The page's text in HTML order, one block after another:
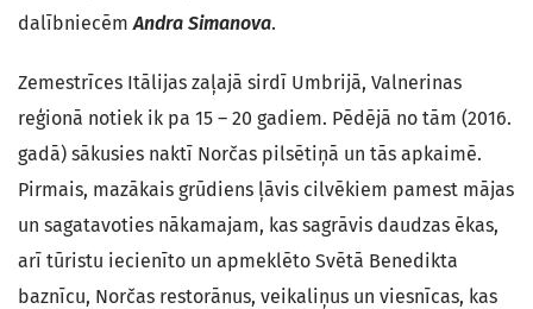
dalībniecēmAndra Simanova.
Zemestrīces Itālijas zaļajā sirdī Umbrijā, Valnerinas
reģionā notiek ik pa 15 – 20 gadiem. Pēdējā no tām (2016.
gadā) sākusies naktī Norčas pilsētiņā un tās apkaimē.
Pirmais, mazākais grūdiens ļāvis cilvēkiem pamest mājas
un sagatavoties nākamajam, kas sagrāvis daudzas ēkas,
arī tūristu iecienīto un apmeklēto Svētā Benedikta
baznīcu, Norčas restorānus, veikaliņus un viesnīcas, kas